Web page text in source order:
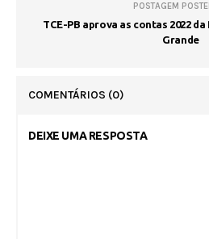
POSTAGEM
TCE-PB aprova as contas 2022
Grande
COMENTÁRIOS (0)
DEIXE UMA RESPOSTA